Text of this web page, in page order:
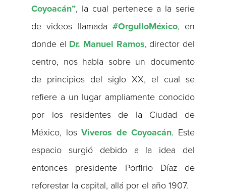
Coyoacán”, la cual pertenece a la serie
de videos llamada #OrgulloMéxico, en
donde el Dr. Manuel Ramos, director del
centro, nos habla sobre un documento
de principios del siglo XX, el cual se
refiere a un lugar ampliamente conocido
por los residentes de la Ciudad de
México, losViveros de Coyoacán. Este
espacio surgió debido a la idea del
entonces presidente Porfirio Díaz de
reforestar la capital, allá por el año 1907.